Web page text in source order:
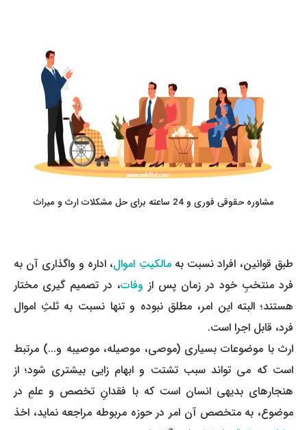
مشاوره حقوقی فوری و 24 ساعته برای حل مشکلات ارث و میراث
طبق قوانین، افراد نسبت بهمالکیتِ اموال، اداره و واگذاری آن به
فرد منتخبِ خود در زمان پس از وفات، در تصمیم­ گیری مختار
هستند؛ البته این امر، مطلق نبوده و تنها نسبت به ثلثِ اموال
فرد، قابل اجرا است.
ارث با موضوعات بسیاری (موصی، موصی­له، موصی­به و...) مرتبط
است که می ­تواند سبب تشتت و ابهام ­زایی بیش­تری شود؛ از
هنجارهای بدیهی انسان است که با فقدانِ تخصص و علمِ در
موضوع، به متخصص آن امر در حوزه مربوطه مراجعه نماید، اخذ